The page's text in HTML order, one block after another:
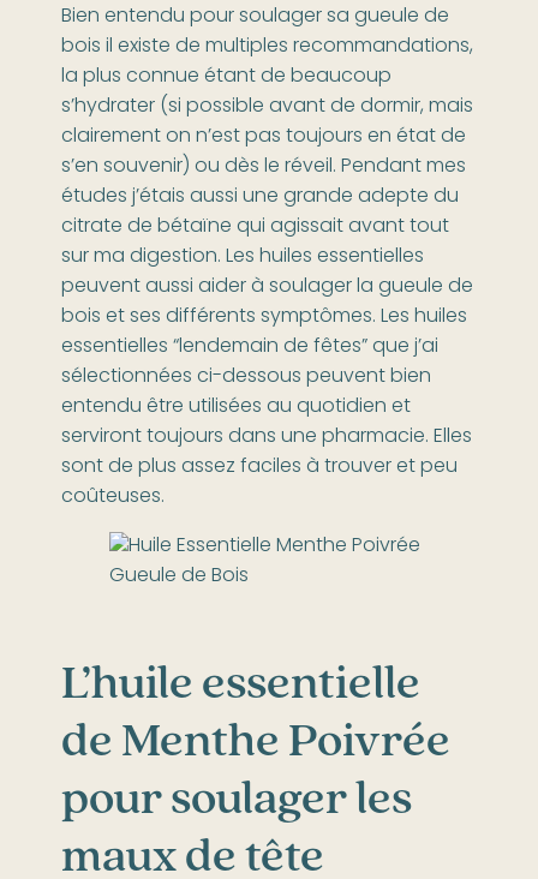
Bien entendu pour soulager sa gueule de
bois il existe de multiples recommandations,
la plus connue étant de beaucoup
s’hydrater (si possible avant de dormir, mais
clairement on n’est pas toujours en état de
s’en souvenir) ou dès le réveil. Pendant mes
études j’étais aussi une grande adepte du
citrate de bétaïne qui agissait avant tout
sur ma digestion. Les huiles essentielles
peuvent aussi aider à soulager la gueule de
bois et ses différents symptômes. Les huiles
essentielles “lendemain de fêtes” que j’ai
sélectionnées ci-dessous peuvent bien
entendu être utilisées au quotidien et
serviront toujours dans une pharmacie. Elles
sont de plus assez faciles à trouver et peu
coûteuses.
L’huile essentielle
de Menthe Poivrée
pour soulager les
maux de tête